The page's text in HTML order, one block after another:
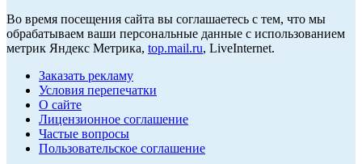
Во время посещения сайта вы соглашаетесь с тем, что мы
обрабатываем ваши персональные данные с использованием
метрик Яндекс Метрика, top.mail.ru, LiveInternet.
Заказать рекламу
Условия перепечатки
О сайте
Лицензионное соглашение
Частые вопросы
Пользовательское соглашение